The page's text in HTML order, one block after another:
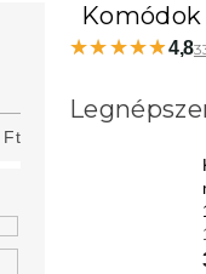
Ft
Komódok
★★★★★
★★★★★4,8